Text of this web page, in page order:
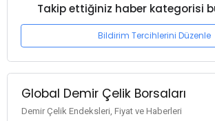
Takip ettiğiniz haber kategorisi
Bildirim Tercihlerini Düzenle
Global Demir Çelik Borsaları
Demir Çelik Endeksleri, Fiyat ve Haberleri